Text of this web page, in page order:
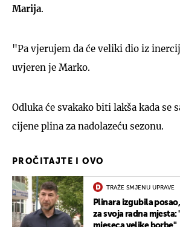
Marija.
"Pa vjerujem da će veliki dio iz
uvjeren je Marko.
Odluka će svakako biti lakša kada se
cijene plina za nadolazeću sezonu.
PROČITAJTE I OVO
TRAŽE SMJENU UPRAVE
Plinara izgubila
za svoja radna